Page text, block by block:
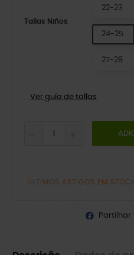
Tallas Niños
22-23
24-25
27-28
Ver guía de tallas
ÚLTIMOS ARTIGOS EM STOCK
Partilhar